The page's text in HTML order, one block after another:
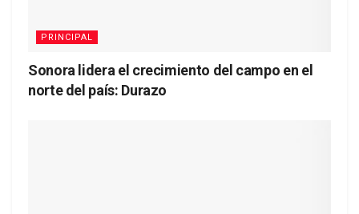
PRINCIPAL
Sonora lidera el crecimiento del campo en el
norte del país: Durazo